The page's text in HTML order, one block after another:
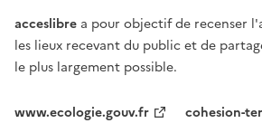
acceslibre a pour objectif de recenser
les lieux recevant du public et de
le plus largement possible.
www.ecologie.gouv.fr
cohesion-